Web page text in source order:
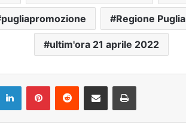
pugliapromozione Regione Puglia
ultim'ora 21 aprile 2022